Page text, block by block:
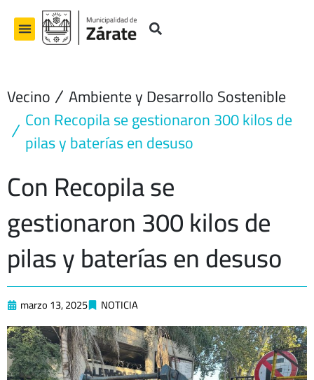
contenido
Vecino Ambiente y Desarrollo Sostenible
Con Recopila se gestionaron 300 kilos de
pilas y baterías en desuso
Con Recopila se
gestionaron 300 kilos de
pilas y baterías en desuso
marzo 13, 2025 NOTICIA